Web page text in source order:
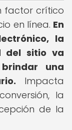
factor crítico
en línea. En
la
del sitio va
una
Impacta
la
de la